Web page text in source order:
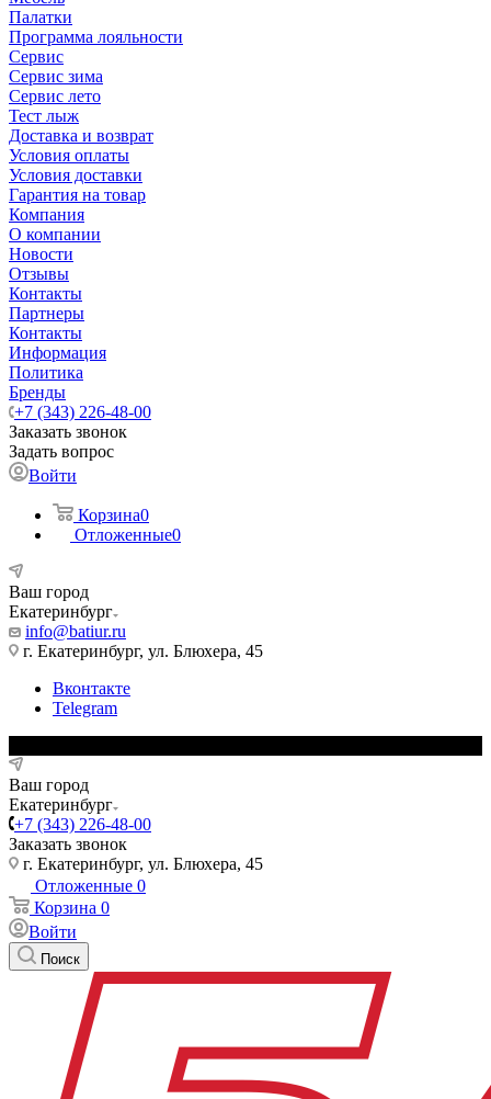
Палатки
Программа лояльности
Сервис
Сервис зима
Сервис лето
Тест лыж
Доставка и возврат
Условия оплаты
Условия доставки
Гарантия на товар
Компания
О компании
Новости
Отзывы
Контакты
Партнеры
Контакты
Информация
Политика
Бренды
+7 (343) 226-48-00
Заказать звонок
Задать вопрос
Войти
Корзина0
Отложенные0
Ваш город
Екатеринбург
info@batiur.ru
г. Екатеринбург, ул. Блюхера, 45
Вконтакте
Telegram
Ваш город
Екатеринбург
+7 (343) 226-48-00
Заказать звонок
г. Екатеринбург, ул. Блюхера, 45
Отложенные 0
Корзина 0
Войти
Поиск